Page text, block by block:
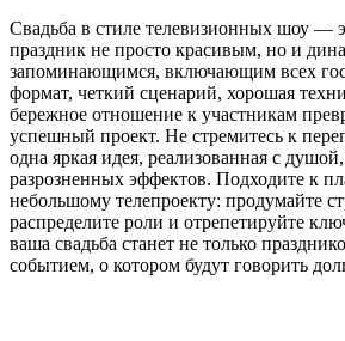
Свадьба в стиле телевизионных шоу —
праздник не просто красивым, но и
запоминающимся, включающим всех
формат, четкий сценарий, хорошая
бережное отношение к участникам
успешный проект. Не стремитесь к
одна яркая идея, реализованная с
разрозненных эффектов. Подходите к
небольшому телепроекту: продумайте
распределите роли и отрепетируйте
ваша свадьба станет не только
событием, о котором будут говорить